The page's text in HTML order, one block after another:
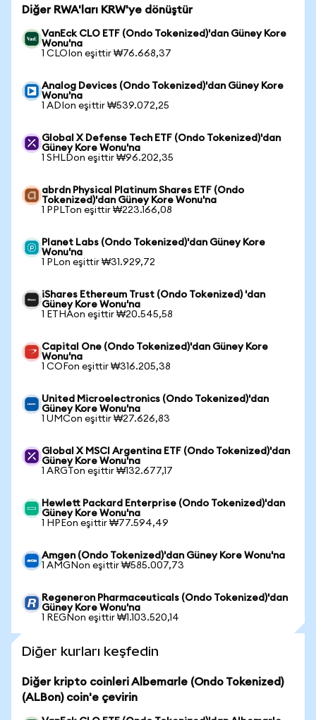
Diğer RWA'ları KRW'ye dönüştür
VanEck CLO ETF (Ondo Tokenized)'dan Güney Kore
Wonu'na
1 CLOIon eşittir ₩76.668,37
Analog Devices (Ondo Tokenized)'dan Güney Kore
Wonu'na
1 ADIon eşittir ₩539.072,25
Global X Defense Tech ETF (Ondo Tokenized)'dan
Güney Kore Wonu'na
1 SHLDon eşittir ₩96.202,35
abrdn Physical Platinum Shares ETF (Ondo
Tokenized)'dan Güney Kore Wonu'na
1 PPLTon eşittir ₩223.166,08
Planet Labs (Ondo Tokenized)'dan Güney Kore
Wonu'na
1 PLon eşittir ₩31.929,72
iShares Ethereum Trust (Ondo Tokenized) 'dan
Güney Kore Wonu'na
1 ETHAon eşittir ₩20.545,58
Capital One (Ondo Tokenized)'dan Güney Kore
Wonu'na
1 COFon eşittir ₩316.205,38
United Microelectronics (Ondo Tokenized)'dan
Güney Kore Wonu'na
1 UMCon eşittir ₩27.626,83
Global X MSCI Argentina ETF (Ondo Tokenized)'dan
Güney Kore Wonu'na
1 ARGTon eşittir ₩132.677,17
Hewlett Packard Enterprise (Ondo Tokenized)'dan
Güney Kore Wonu'na
1 HPEon eşittir ₩77.594,49
Amgen (Ondo Tokenized)'dan Güney Kore Wonu'na
1 AMGNon eşittir ₩585.007,73
Regeneron Pharmaceuticals (Ondo Tokenized)'dan
Güney Kore Wonu'na
1 REGNon eşittir ₩1.103.520,14
Diğer kurları keşfedin
Diğer kripto coinleri Albemarle (Ondo Tokenized)
(ALBon) coin'e çevirin